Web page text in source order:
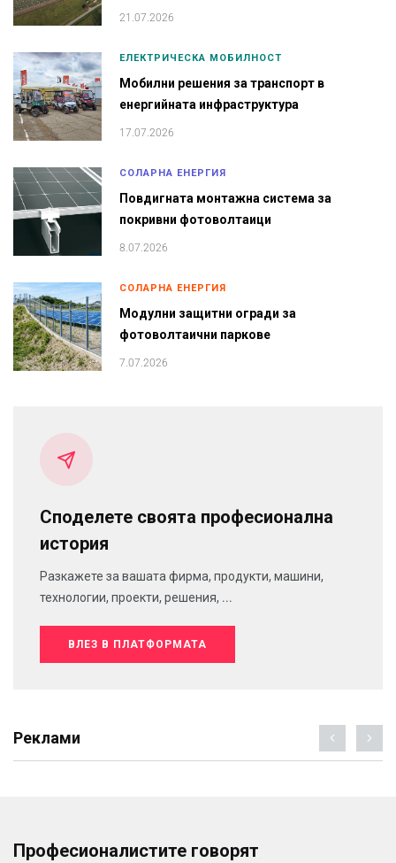
21.07.2026
ЕЛЕКТРИЧЕСКА МОБИЛНОСТ
Мобилни решения за транспорт в
енергийната инфраструктура
17.07.2026
СОЛАРНА ЕНЕРГИЯ
Повдигната монтажна система за
покривни фотоволтаици
8.07.2026
СОЛАРНА ЕНЕРГИЯ
Модулни защитни огради за
фотоволтаични паркове
7.07.2026
Споделете своята професионална
история
Разкажете за вашата фирма, продукти, машини,
технологии, проекти, решения, ...
ВЛЕЗ В ПЛАТФОРМАТА
Реклами
Професионалистите говорят